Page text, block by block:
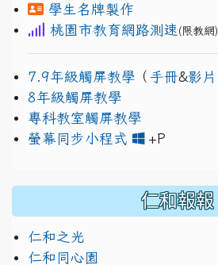
學生名牌製作
桃園市教育網路測速 (限教網)
7.9年級觸屏教學 （ 手冊&影片
8年級觸屏教學
專科教室觸屏教學
螢幕同步小程式
+P
仁和報報
仁和之光
仁和同心園